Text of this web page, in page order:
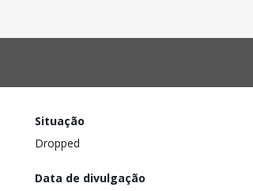
Situação
Dropped
Data de divulgação